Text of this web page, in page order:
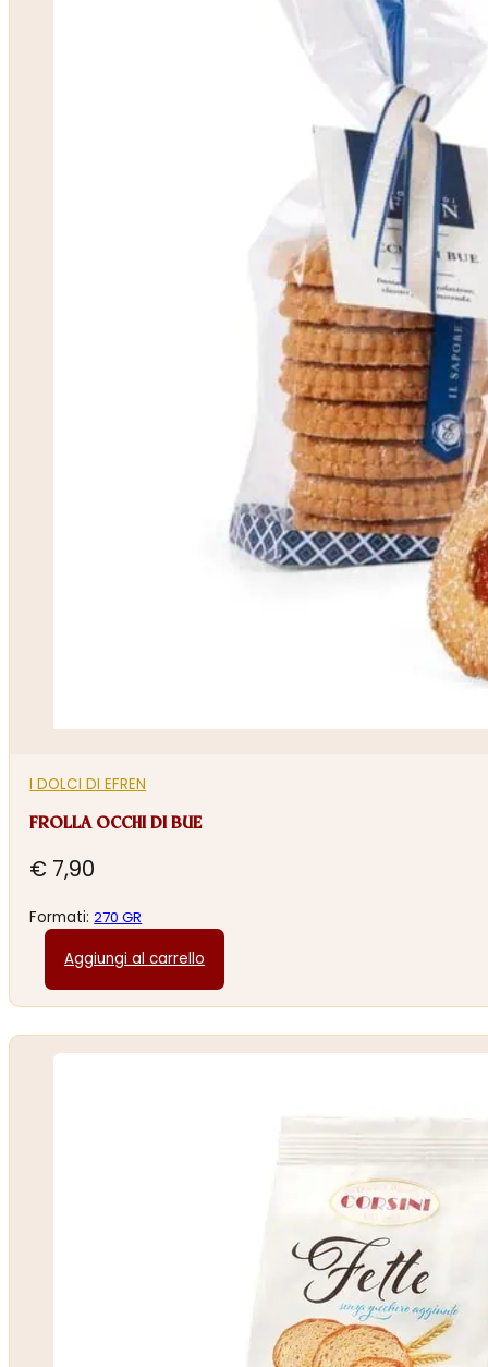
I DOLCI DI EFREN
FROLLA OCCHI DI BUE
€ 7,90
Formati:270 GR
Aggiungi al carrello